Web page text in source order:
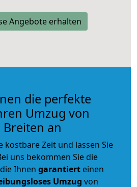
Angebote erhalten
die perfekte
Umzug von
an
kostbare Zeit und lassen Sie
uns bekommen Sie die
Ihnen garantiert einen
Umzug von